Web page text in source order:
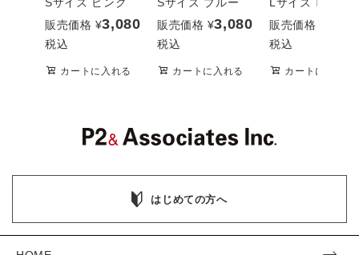
販売価格 ¥3,080
税込
カートに入れる
販売価格 ¥3,080
税込
カートに入れる
販売価格
税込
カートに入れる
はじめての方へ